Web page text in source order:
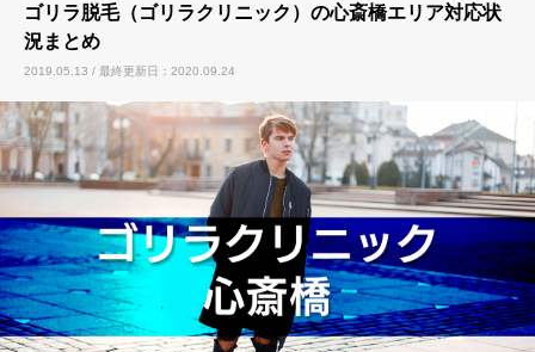
ゴリラ脱毛（ゴリラクリニック）の心斎橋エリア対応状
況まとめ
2019.05.13 / 最終更新日：2020.09.24